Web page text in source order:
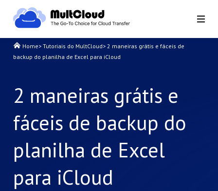
Home> Tutoriais do MultCloud> 2 maneiras grátis e fáceis de
backup do planilha de Excel para iCloud
2 maneiras grátis e
fáceis de backup do
planilha de Excel
para iCloud